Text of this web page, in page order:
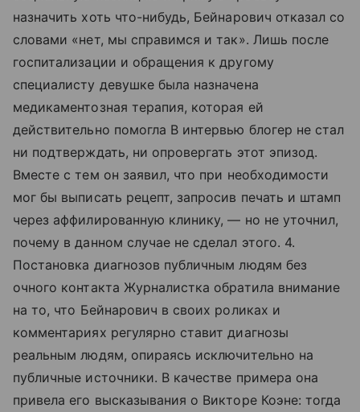
назначить хоть что-нибудь, Бейнарович отказал со
словами «нет, мы справимся и так». Лишь после
госпитализации и обращения к другому
специалисту девушке была назначена
медикаментозная терапия, которая ей
действительно помогла В интервью блогер не стал
ни подтверждать, ни опровергать этот эпизод.
Вместе с тем он заявил, что при необходимости
мог бы выписать рецепт, запросив печать и штамп
через аффилированную клинику, — но не уточнил,
почему в данном случае не сделал этого. 4.
Постановка диагнозов публичным людям без
очного контакта Журналистка обратила внимание
на то, что Бейнарович в своих роликах и
комментариях регулярно ставит диагнозы
реальным людям, опираясь исключительно на
публичные источники. В качестве примера она
привела его высказывания о Викторе Коэне: тогда